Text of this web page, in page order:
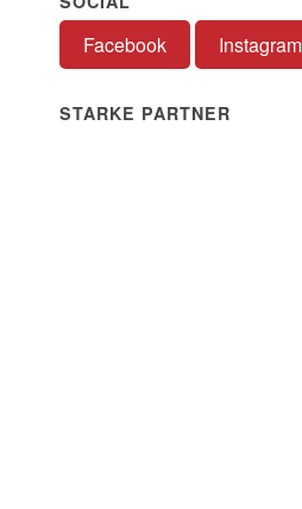
Facebook Instagram
STARKE PARTNER